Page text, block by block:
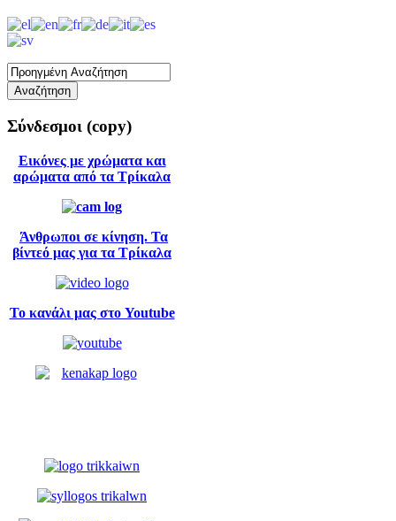
Σύνδεσμοι (copy)
Εικόνες με χρώματα και
αρώματα από τα Τρίκαλα
Άνθρωποι σε κίνηση. Τα
βίντεό μας για τα Τρίκαλα
Το κανάλι μας στο Youtube